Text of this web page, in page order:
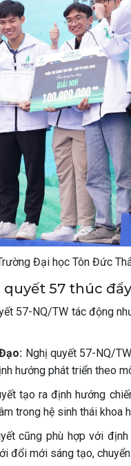
Đại học Tôn Đức
57 thúc
57-NQ/TW tác động
Nghị quyết 57-NQ/
hướng phát triển theo
tạo ra định hướng
trong hệ sinh thái khoa
cũng phù hợp với
đổi mới sáng tạo,